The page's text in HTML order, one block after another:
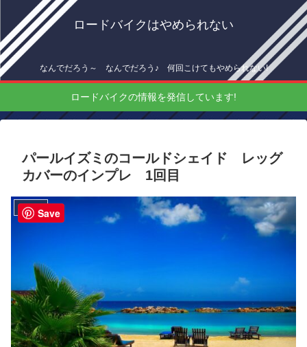
ロードバイクはやめられない
なんでだろう～ なんでだろう♪ 何回こけてもやめられない!
ロードバイクの情報を発信しています!
パールイズミのコールドシェイド レッグ
カバーのインプレ 1回目
インプレSave